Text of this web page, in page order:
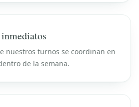
nuestros turnos se coordinan en
de la semana.